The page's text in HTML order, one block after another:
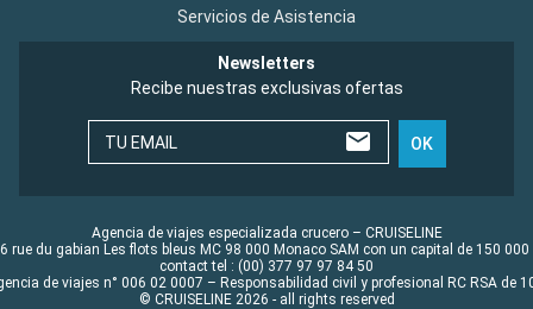
Servicios de Asistencia
Newsletters
Recibe nuestras exclusivas ofertas
TU EMAIL OK
Agencia de viajes especializada crucero – CRUISELINE
rue du gabian Les flots bleus MC 98 000 Monaco SAM con un capital de 150 000
contact tel : (00) 377 97 97 84 50
de viajes n° 006 02 0007 – Responsabilidad civil y profesional RC RSA de
© CRUISELINE 2026 - all rights reserved